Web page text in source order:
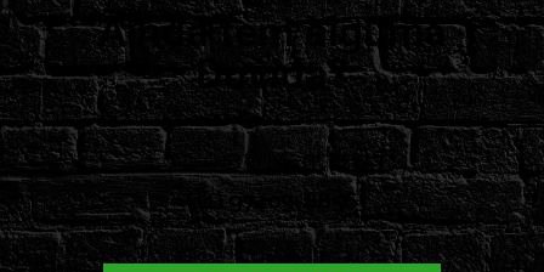
Ainda tem alguma
Dúvida?
Envie uma Mensagem!
(11) 97403-8856